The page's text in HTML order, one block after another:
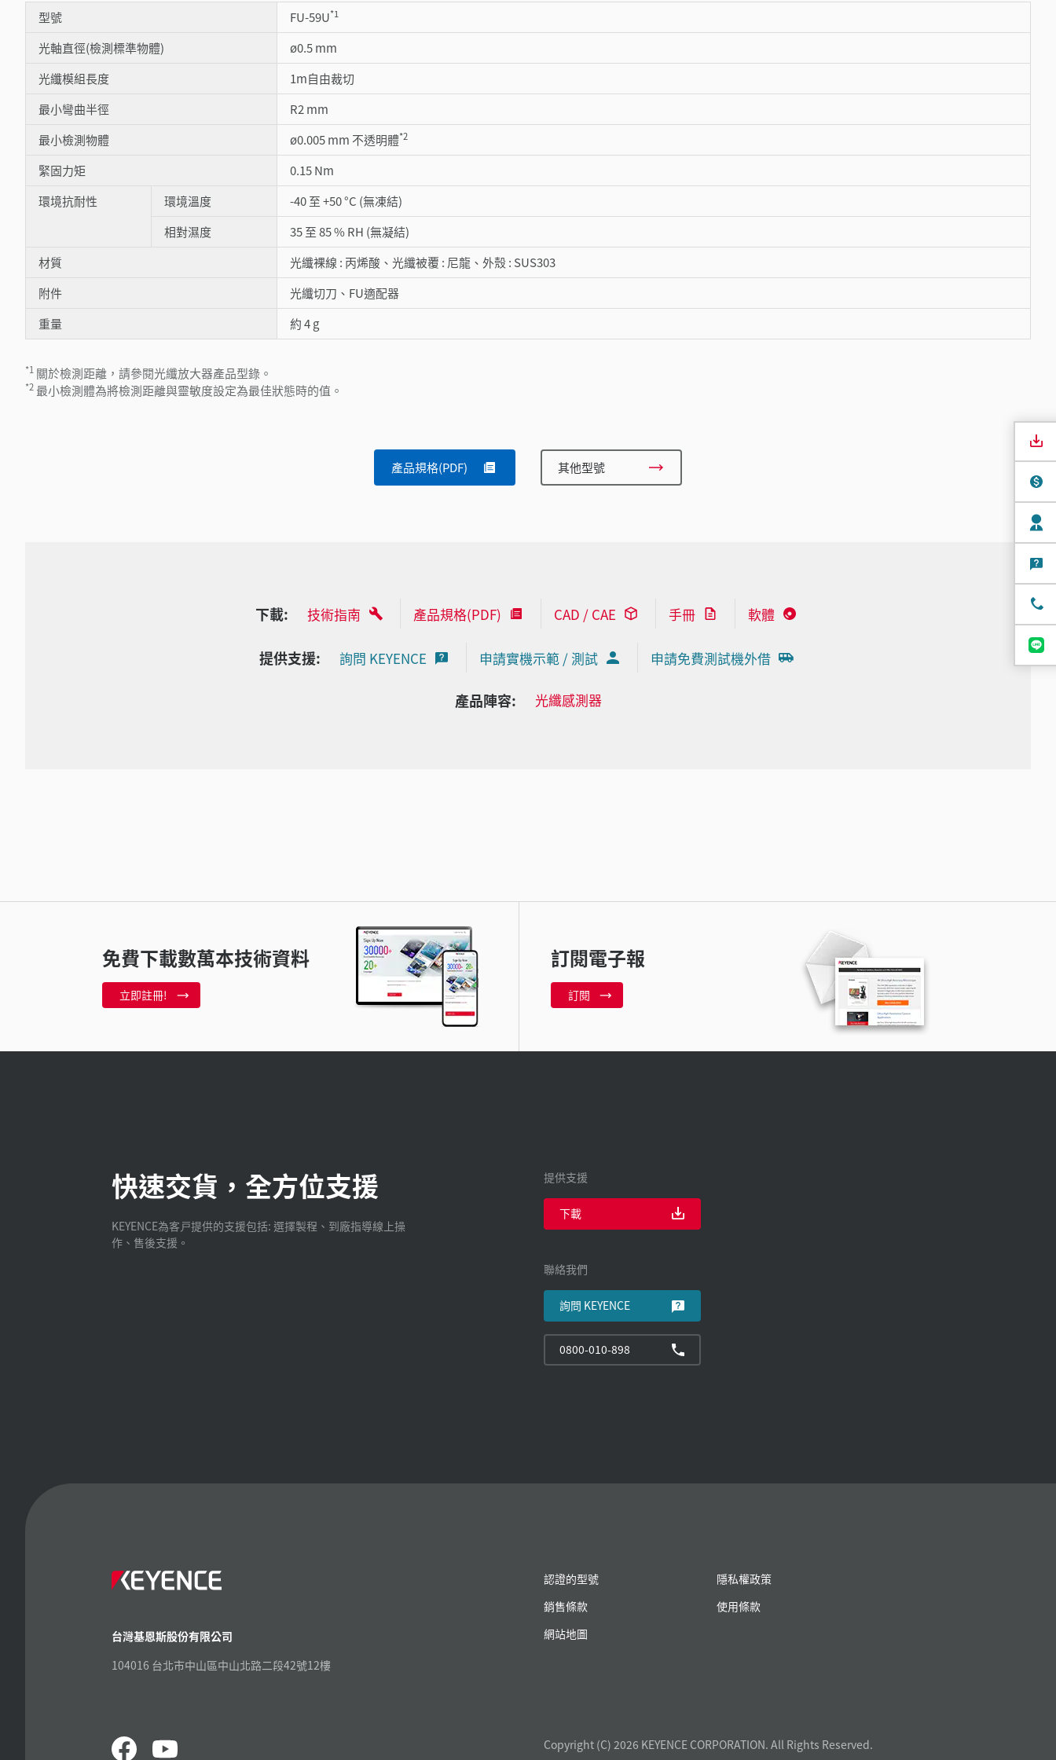
型號 FU-59U*1
光軸直徑(檢測標準物體)
ø0.5 mm
光纖模組長度
1m自由裁切
最小彎曲半徑
R2 mm
最小檢測物體
ø0.005 mm 不透明體*2
緊固力矩
0.15 Nm
環境抗耐性
環境溫度
-40 至 +50 °C (無凍結)
相對濕度
35 至 85 % RH (無凝結)
材質
光纖裸線 : 丙烯酸、光纖被覆 : 尼龍、外殼 : SUS303
附件
光纖切刀、FU適配器
重量
約 4 g
*1 關於檢測距離，請參閱光纖放大器產品型錄。
*2 最小檢測體為將檢測距離與靈敏度設定為最佳狀態時的值。
產品規格(PDF) 其他型號
下載: 技術指南 產品規格(PDF) CAD / CAE 手冊 軟體
提供支援: 詢問 KEYENCE 申請實機示範 / 測試 申請免費測試機外借
產品陣容: 光纖感測器
免費下載數萬本技術資料
立即註冊!
訂閱電子報
訂閱
快速交貨，全方位支援
KEYENCE為客戸提供的支援包括: 選擇製程、到廠指導線上操
作、售後支援。
提供支援
下載
聯絡我們
詢問 KEYENCE
0800-010-898
台灣基恩斯股份有限公司
104016 台北市中山區中山北路二段42號12樓
認證的型號
隱私權政策
銷售條款
使用條款
網站地圖
Copyright (C) 2026 KEYENCE CORPORATION. All Rights Reserved.